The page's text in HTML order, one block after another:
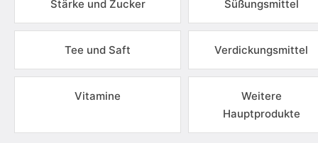
Stärke und Zucker Süßungsmittel
Tee und Saft Verdickungsmittel
Vitamine
Weitere
Hauptprodukte